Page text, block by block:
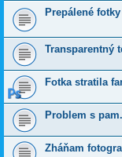
Prepálené
Transparentný
Fotka stratila
Problem s
Zháňam